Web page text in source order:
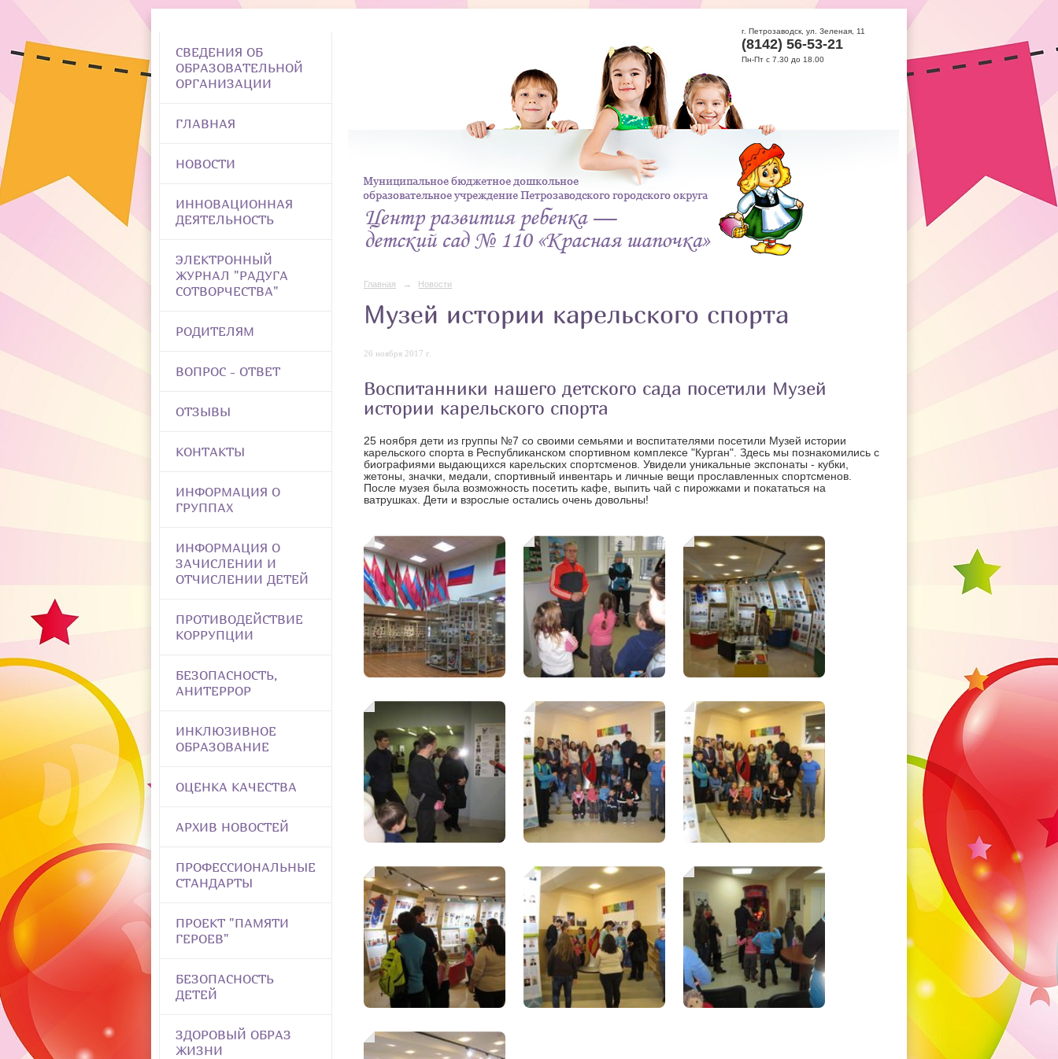
СВЕДЕНИЯ ОБ
ОБРАЗОВАТЕЛЬНОЙ
ОРГАНИЗАЦИИ
ГЛАВНАЯ
НОВОСТИ
ИННОВАЦИОННАЯ
ДЕЯТЕЛЬНОСТЬ
ЭЛЕКТРОННЫЙ
ЖУРНАЛ "РАДУГА
СОТВОРЧЕСТВА"
РОДИТЕЛЯМ
ВОПРОС - ОТВЕТ
ОТЗЫВЫ
КОНТАКТЫ
ИНФОРМАЦИЯ О
ГРУППАХ
ИНФОРМАЦИЯ О
ЗАЧИСЛЕНИИ И
ОТЧИСЛЕНИИ ДЕТЕЙ
ПРОТИВОДЕЙСТВИЕ
КОРРУПЦИИ
БЕЗОПАСНОСТЬ,
АНИТЕРРОР
ИНКЛЮЗИВНОЕ
ОБРАЗОВАНИЕ
ОЦЕНКА КАЧЕСТВА
АРХИВ НОВОСТЕЙ
ПРОФЕССИОНАЛЬНЫЕ
СТАНДАРТЫ
ПРОЕКТ "ПАМЯТИ
ГЕРОЕВ"
БЕЗОПАСНОСТЬ
ДЕТЕЙ
ЗДОРОВЫЙ ОБРАЗ
ЖИЗНИ
г. Петрозаводск, ул. Зеленая, 11
(8142) 56-53-21
Пн-Пт с 7.30 до 18.00
Главная → Новости
Музей истории карельского спорта
26 ноября 2017 г.
Воспитанники нашего детского сада посетили Музей
истории карельского спорта
25 ноября дети из группы №7 со своими семьями и воспитателями посетили Музей истории
карельского спорта в Республиканском спортивном комплексе "Курган". Здесь мы познакомились с
биографиями выдающихся карельских спортсменов. Увидели уникальные экспонаты - кубки,
жетоны, значки, медали, спортивный инвентарь и личные вещи прославленных спортсменов.
После музея была возможность посетить кафе, выпить чай с пирожками и покататься на
ватрушках. Дети и взрослые остались очень довольны!